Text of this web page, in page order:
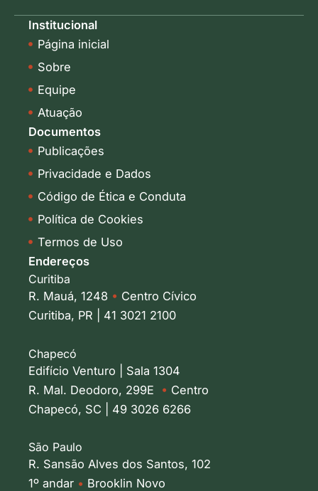
k
t
Institucional
Página inicial
Sobre
Equipe
Atuação
Documentos
Publicações
Privacidade e Dados
Código de Ética e Conduta
Política de Cookies
Termos de Uso
Endereços
Curitiba
R. Mauá, 1248 • Centro Cívico
Curitiba, PR | 41 3021 2100
Chapecó
Edifício Venturo | Sala 1304
R. Mal. Deodoro, 299E • Centro
Chapecó, SC | 49 3026 6266
São Paulo
R. Sansão Alves dos Santos, 102
1º andar • Brooklin Novo